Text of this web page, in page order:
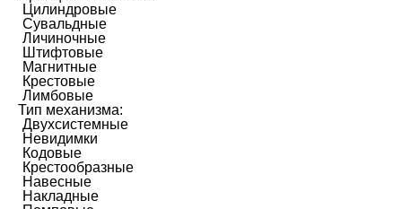
Цилиндровые
Сувальдные
Личиночные
Штифтовые
Магнитные
Крестовые
Лимбовые
Тип механизма:
Двухсистемные
Невидимки
Кодовые
Крестообразные
Навесные
Накладные